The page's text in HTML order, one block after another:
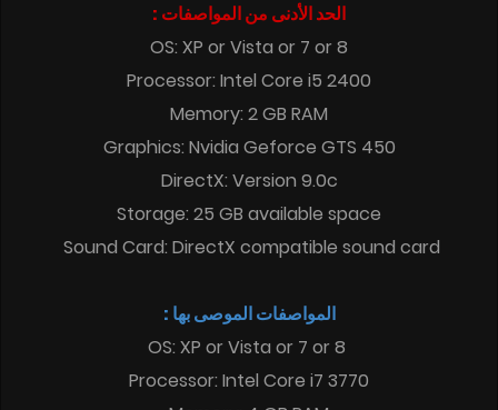
الحد الأدنى من المواصفات :
OS: XP or Vista or 7 or 8
Processor: Intel Core i5 2400
Memory: 2 GB RAM
Graphics: Nvidia Geforce GTS 450
DirectX: Version 9.0c
Storage: 25 GB available space
Sound Card: DirectX compatible sound card
المواصفات الموصى بها :
Processor: Intel Core i7 3770